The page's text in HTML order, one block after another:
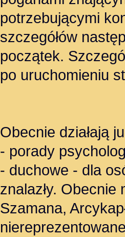
potrzebującymi
szczegółów
początek.
po uruchomieniu
Obecnie działają
- porady
- duchowe - dla
znalazły.
Szamana,